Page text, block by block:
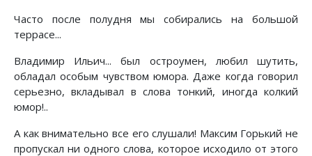
Часто после полудня мы собирались на большой
террасе...
Владимир Ильич... был остроумен, любил шутить,
обладал особым чувством юмора. Даже когда говорил
серьезно, вкладывал в слова тонкий, иногда колкий
юмор!..
А как внимательно все его слушали! Максим Горький не
пропускал ни одного слова, которое исходило от этого